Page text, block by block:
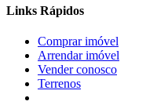
Links Rápidos
Comprar imóvel
Arrendar imóvel
Vender conosco
Terrenos